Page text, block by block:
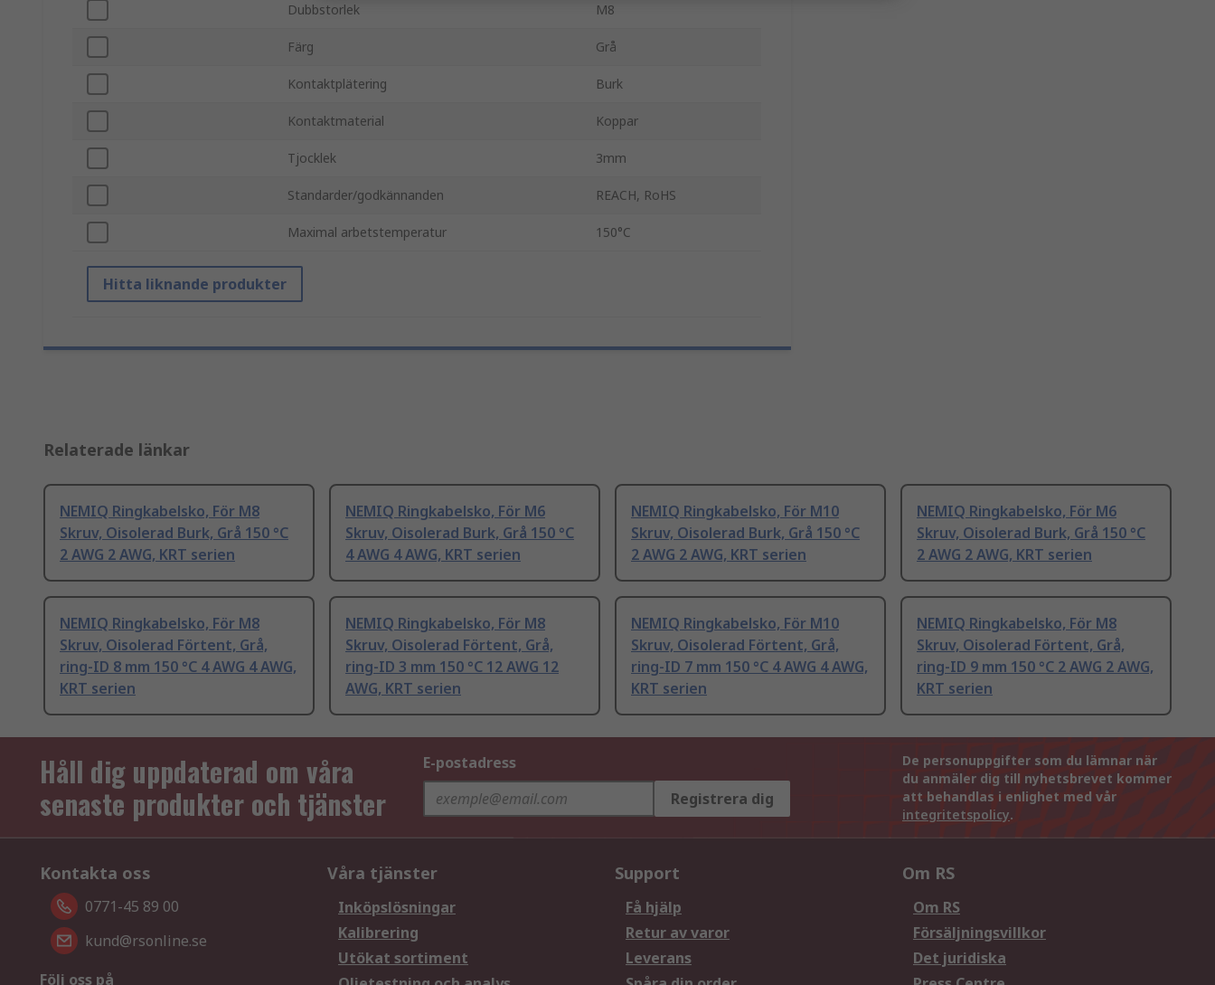
Dubbstorlek M8
Färg Grå
Kontaktplätering Burk
Kontaktmaterial Koppar
Tjocklek 3mm
Standarder/godkännanden REACH, RoHS
Maximal arbetstemperatur 150°C
Hitta liknande produkter
Relaterade länkar
NEMIQ Ringkabelsko, För M8
Skruv, Oisolerad Burk, Grå 150 °C
2 AWG 2 AWG, KRT serien
NEMIQ Ringkabelsko, För M6
Skruv, Oisolerad Burk, Grå 150 °C
4 AWG 4 AWG, KRT serien
NEMIQ Ringkabelsko, För M10
Skruv, Oisolerad Burk, Grå 150 °C
2 AWG 2 AWG, KRT serien
NEMIQ Ringkabelsko, För M6
Skruv, Oisolerad Burk, Grå 150 °C
2 AWG 2 AWG, KRT serien
NEMIQ Ringkabelsko, För M8
Skruv, Oisolerad Förtent, Grå,
ring-ID 8 mm 150 °C 4 AWG 4 AWG,
KRT serien
NEMIQ Ringkabelsko, För M8
Skruv, Oisolerad Förtent, Grå,
ring-ID 3 mm 150 °C 12 AWG 12
AWG, KRT serien
NEMIQ Ringkabelsko, För M10
Skruv, Oisolerad Förtent, Grå,
ring-ID 7 mm 150 °C 4 AWG 4 AWG,
KRT serien
NEMIQ Ringkabelsko, För M8
Skruv, Oisolerad Förtent, Grå,
ring-ID 9 mm 150 °C 2 AWG 2 AWG,
KRT serien
Håll dig uppdaterad om våra
senaste produkter och tjänster
E-postadress
Registrera dig
De personuppgifter som du lämnar när
du anmäler dig till nyhetsbrevet kommer
att behandlas i enlighet med vår
integritetspolicy.
Kontakta oss
0771-45 89 00
kund@rsonline.se
Följ oss på
Våra tjänster
Inköpslösningar
Kalibrering
Utökat sortiment
Support
Få hjälp
Retur av varor
Leverans
Om RS
Om RS
Försäljningsvillkor
Det juridiska